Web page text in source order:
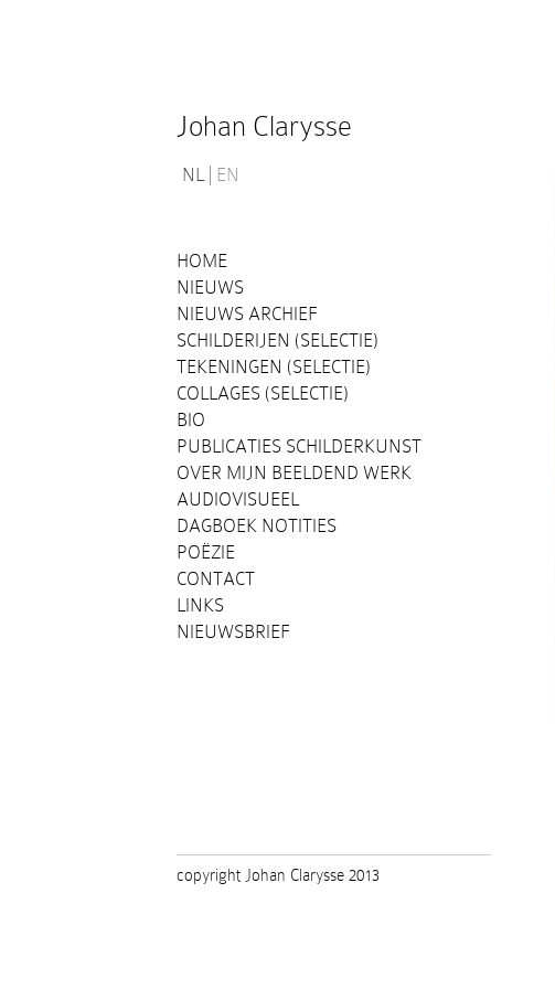
Johan Clarysse
NL EN
HOME
NIEUWS
NIEUWS ARCHIEF
SCHILDERIJEN (SELECTIE)
TEKENINGEN (SELECTIE)
COLLAGES (SELECTIE)
BIO
PUBLICATIES SCHILDERKUNST
OVER MIJN BEELDEND WERK
AUDIOVISUEEL
DAGBOEK NOTITIES
POËZIE
CONTACT
LINKS
NIEUWSBRIEF
copyright Johan Clarysse 2013